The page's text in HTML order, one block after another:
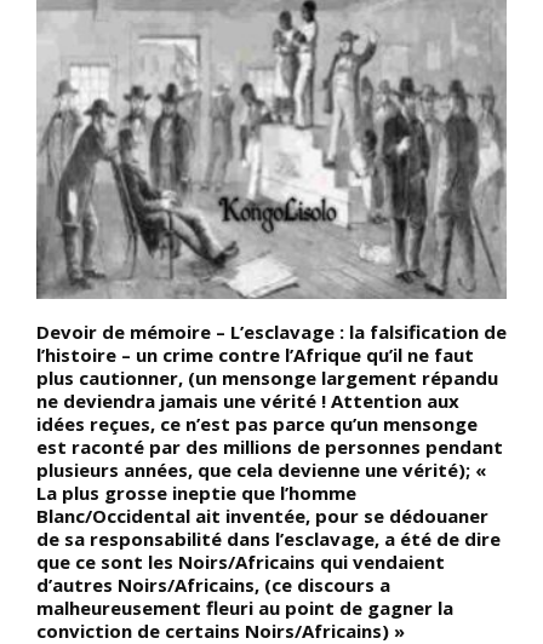
Devoir de mémoire – L’esclavage : la falsification de
l’histoire – un crime contre l’Afrique qu’il ne faut
plus cautionner, (un mensonge largement répandu
ne deviendra jamais une vérité ! Attention aux
idées reçues, ce n’est pas parce qu’un mensonge
est raconté par des millions de personnes pendant
plusieurs années, que cela devienne une vérité); «
La plus grosse ineptie que l’homme
Blanc/Occidental ait inventée, pour se dédouaner
de sa responsabilité dans l’esclavage, a été de dire
que ce sont les Noirs/Africains qui vendaient
d’autres Noirs/Africains, (ce discours a
malheureusement fleuri au point de gagner la
conviction de certains Noirs/Africains) »